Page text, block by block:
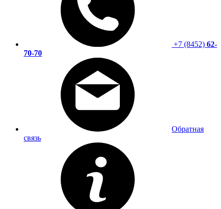
+7 (8452) 62-
70-70
Обратная
связь